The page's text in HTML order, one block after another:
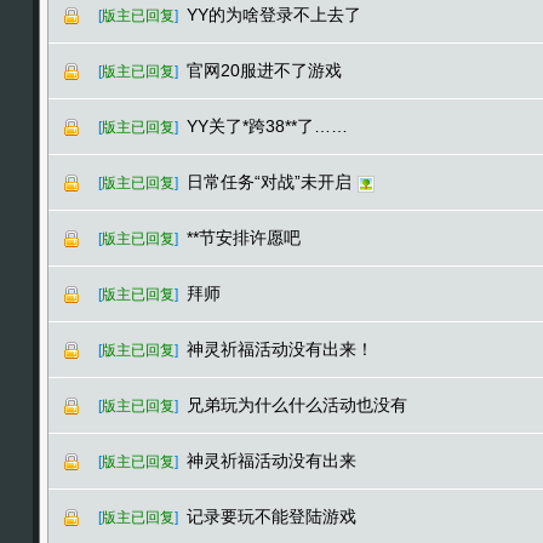
[版主已回复] YY的为啥登录不上去了
[版主已回复] 官网20服进不了游戏
[版主已回复] YY关了*跨38**了……
[版主已回复] 日常任务“对战”未开启
[版主已回复] **节安排许愿吧
[版主已回复] 拜师
[版主已回复] 神灵祈福活动没有出来！
[版主已回复] 兄弟玩为什么什么活动也没有
[版主已回复] 神灵祈福活动没有出来
[版主已回复] 记录要玩不能登陆游戏